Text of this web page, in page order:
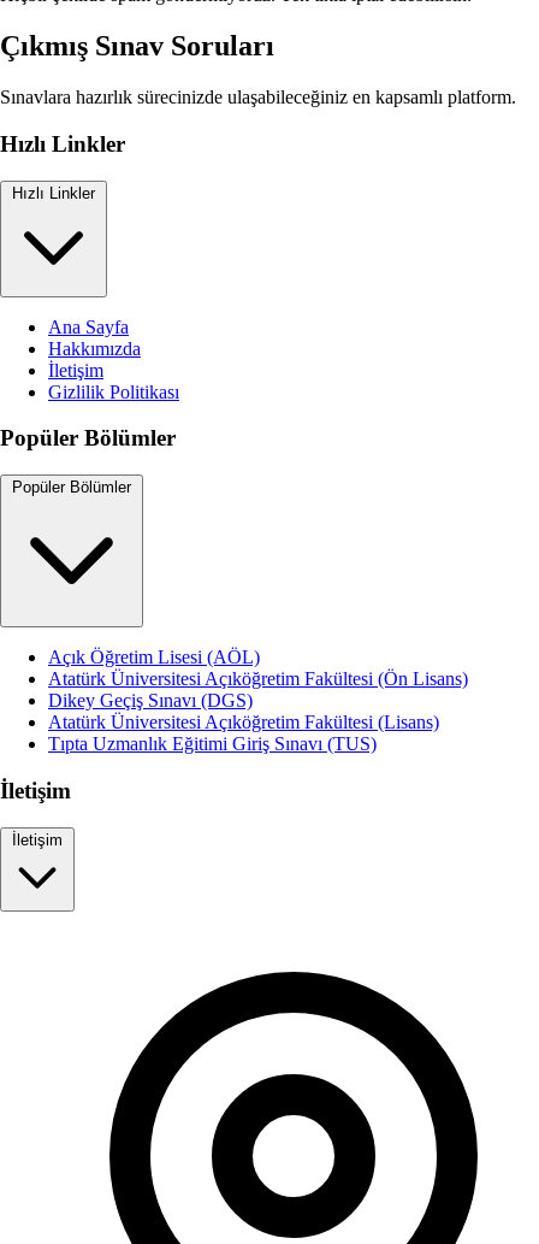
Çıkmış Sınav Soruları
Sınavlara hazırlık sürecinizde ulaşabileceğiniz en kapsamlı platform.
Hızlı Linkler
Hızlı Linkler
Ana Sayfa
Hakkımızda
İletişim
Gizlilik Politikası
Popüler Bölümler
Popüler Bölümler
Açık Öğretim Lisesi (AÖL)
Atatürk Üniversitesi Açıköğretim Fakültesi (Ön Lisans)
Dikey Geçiş Sınavı (DGS)
Atatürk Üniversitesi Açıköğretim Fakültesi (Lisans)
Tıpta Uzmanlık Eğitimi Giriş Sınavı (TUS)
İletişim
İletişim